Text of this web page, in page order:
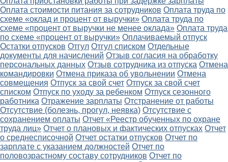
Оплата стоимости питания за сотрудников Оплата труда по
схеме «оклад и процент от выручки» Оплата труда по
схеме «процент от выручки не менее оклада» Оплата труда
по схеме «процент от выручки» Оплачиваемый отпуск
Остатки отпусков Отгул Отгул списком Отдельные
документы для начислений Отзыв согласия на обработку
персональных данных Отзыв сотрудника из отпуска Отмена
командировки Отмена приказа об увольнении Отмена
совмещения Отпуск за свой счет Отпуск за свой счет
списком Отпуск по уходу за ребенком Отпуск сезонного
работника Отражение зарплаты Отстранение от работы
Отсутствие (болезнь, прогул, неявка) Отсутствие с
сохранением оплаты Отчет «Реестр обученных по охране
труда лиц» Отчет о плановых и фактических отпусках Отчет
о среднесписочной Отчет остатки отпусков Отчет по
зарплате с указанием должностей Отчет по
половозрастному составу сотрудников Отчет по